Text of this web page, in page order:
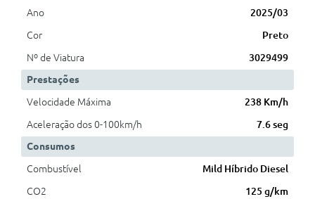
Ano
2025/03
Cor
Preto
Nº de Viatura
3029499
Prestações
Velocidade Máxima
238 Km/h
Aceleração dos 0-100km/h
7.6 seg
Consumos
Combustível
Mild Híbrido Diesel
CO2
125 g/km